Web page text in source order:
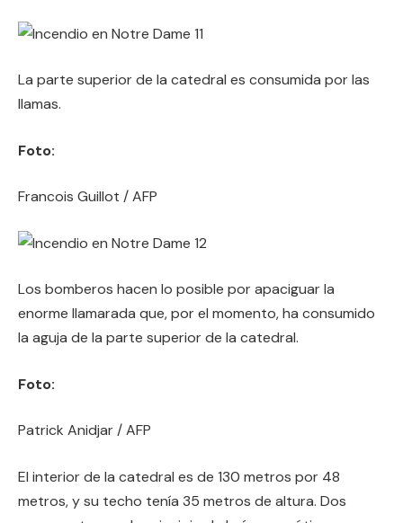
La parte superior de la catedral es consumida por las
llamas.
Foto:
Francois Guillot / AFP
Los bomberos hacen lo posible por apaciguar la
enorme llamarada que, por el momento, ha consumido
la aguja de la parte superior de la catedral.
Foto:
Patrick Anidjar / AFP
El interior de la catedral es de 130 metros por 48
metros, y su techo tenía 35 metros de altura. Dos